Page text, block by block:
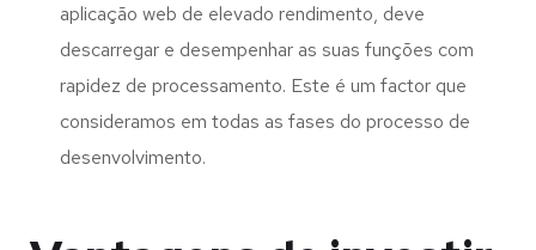
aplicação web de elevado rendimento, deve
descarregar e desempenhar as suas funções com
rapidez de processamento. Este é um factor que
consideramos em todas as fases do processo de
desenvolvimento.